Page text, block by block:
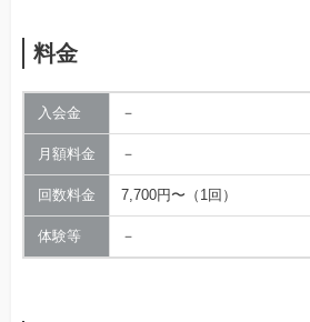
料金
入会金 －
月額料金 －
回数料金 7,700円〜（1回）
体験等 －